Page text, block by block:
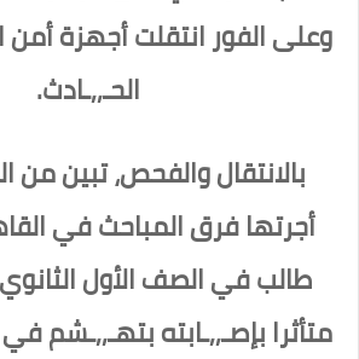
وعلى الفور انتقلت أجهزة
الحـ,,ـادث.
بالانتقال والفحص، تبين من
أجرتها فرق المباحث في
طالب في الصف الأول
متأثرا بإصـ,,ـابته بتهـ,,ـشم